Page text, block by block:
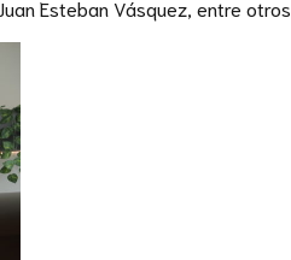
Esteban Vásquez, entre otros.